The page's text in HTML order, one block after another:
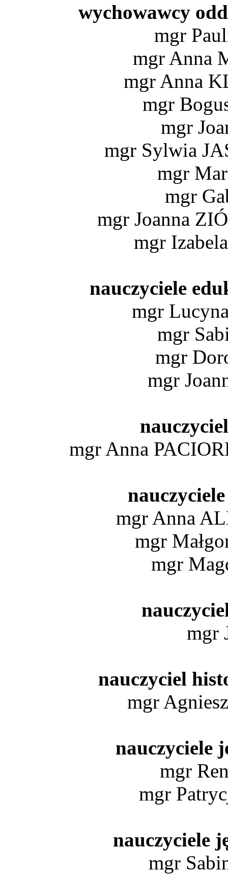
wychowawcy
mgr
mgr Anna
mgr Anna
mgr
mgr
mgr Sylwia
mgr
mgr
mgr Joanna
mgr
nauczyciele
mgr
mgr
mgr
mgr
mgr Anna
mgr Anna
mgr
mgr
mgr
nauczyciel
mgr
nauczyciele
mgr
mgr
nauczyciele
mgr